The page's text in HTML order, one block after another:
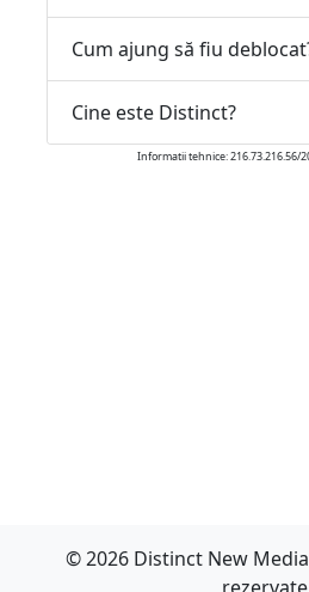
Cum ajung să fiu
Cine este Distinct?
Informatii tehnice: 216.73.216.56/
© 2026 Distinct New